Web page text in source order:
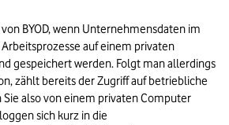
BYOD, wenn Unternehmensdaten im
auf einem privaten
gespeichert werden. Folgt man allerdings
zählt bereits der Zugriff auf betriebliche
Sie also von einem privaten Computer
sich kurz in die